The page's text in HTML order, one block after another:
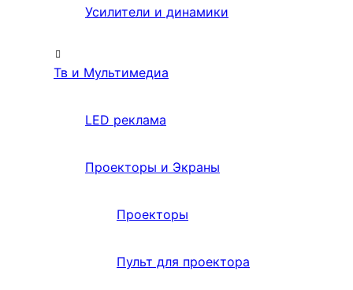
Усилители и динамики
Тв и Мультимедиа
LED реклама
Проекторы и Экраны
Проекторы
Пульт для проектора